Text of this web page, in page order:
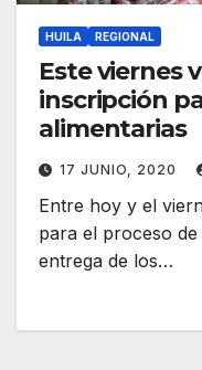
HUILA REGIONAL
Este viernes
inscripción
alimentarias
17 JUNIO, 2020
Entre hoy y el
para el proceso
entrega de los…